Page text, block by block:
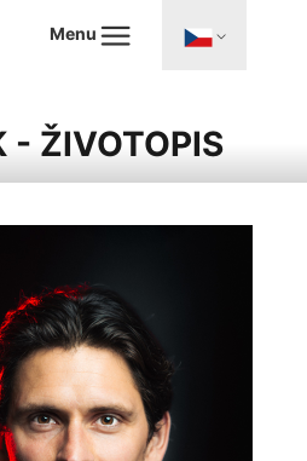
Menu
- ŽIVOTOPIS